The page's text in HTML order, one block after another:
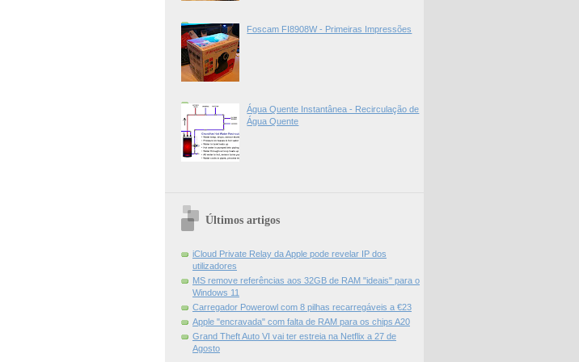
Foscam FI8908W - Primeiras Impressões
Água Quente Instantânea - Recirculação de
Água Quente
Últimos artigos
iCloud Private Relay da Apple pode revelar IP dos
utilizadores
MS remove referências aos 32GB de RAM "ideais" para o
Windows 11
Carregador Powerowl com 8 pilhas recarregáveis a €23
Apple "encravada" com falta de RAM para os chips A20
Grand Theft Auto VI vai ter estreia na Netflix a 27 de
Agosto